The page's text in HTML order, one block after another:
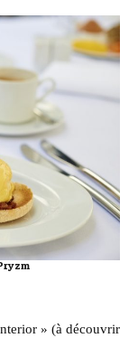
» (à découvrir